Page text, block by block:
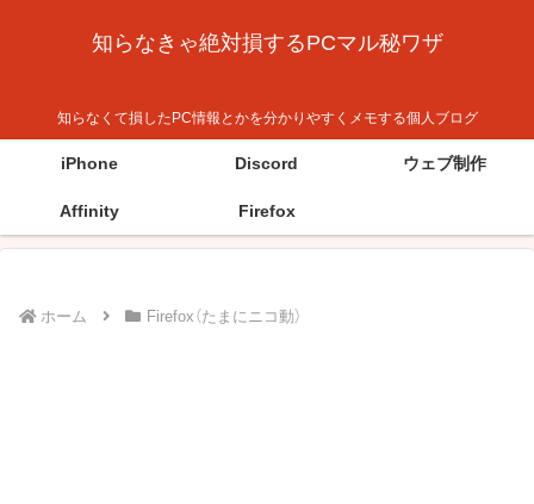
知らなきゃ絶対損するPCマル秘ワザ
知らなくて損したPC情報とかを分かりやすくメモする個人ブログ
iPhone Discord ウェブ制作
Affinity Firefox
ホーム Firefox（たまにニコ動）